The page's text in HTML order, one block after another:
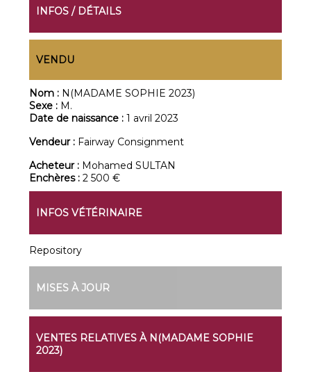
INFOS / DÉTAILS
VENDU
Nom : N(MADAME SOPHIE 2023)
Sexe : M.
Date de naissance :1 avril 2023
Vendeur : Fairway Consignment
Acheteur : Mohamed SULTAN
Enchères :2 500 €
INFOS VÉTÉRINAIRE
Repository
MISES À JOUR
VENTES RELATIVES À N(MADAME SOPHIE
2023)